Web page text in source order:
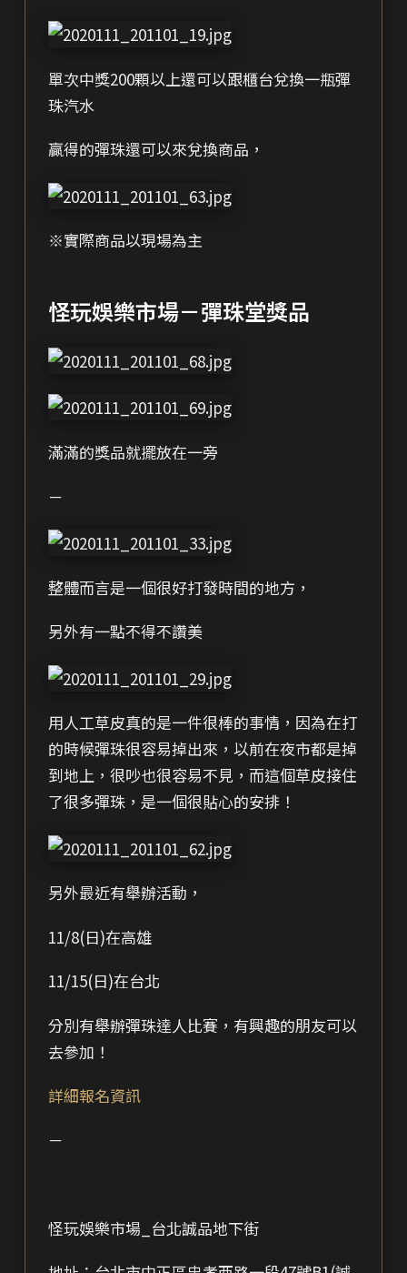
單次中獎200顆以上還可以跟櫃台兌換一瓶彈
珠汽水
贏得的彈珠還可以來兌換商品，
※實際商品以現場為主
怪玩娛樂市場－彈珠堂獎品
滿滿的獎品就擺放在一旁
－
整體而言是一個很好打發時間的地方，
另外有一點不得不讚美
用人工草皮真的是一件很棒的事情，因為在打
的時候彈珠很容易掉出來，以前在夜市都是掉
到地上，很吵也很容易不見，而這個草皮接住
了很多彈珠，是一個很貼心的安排！
另外最近有舉辦活動，
11/8(日)在高雄
11/15(日)在台北
分別有舉辦彈珠達人比賽，有興趣的朋友可以
去參加！
詳細報名資訊
－
怪玩娛樂市場_台北誠品地下街